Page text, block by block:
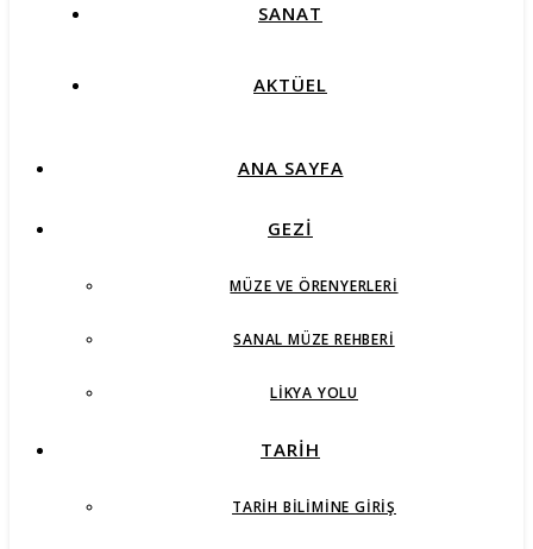
SANAT
AKTÜEL
ANA SAYFA
GEZİ
MÜZE VE ÖRENYERLERI
SANAL MÜZE REHBERI
LIKYA YOLU
TARİH
TARIH BILIMINE GIRIŞ